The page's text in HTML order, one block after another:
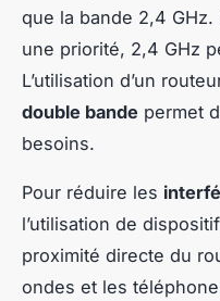
que la bande 2,4
une priorité, 2,4 GHz
L’utilisation d’un
double bande permet
besoins.
Pour réduire les
l’utilisation de
proximité directe du
ondes et les